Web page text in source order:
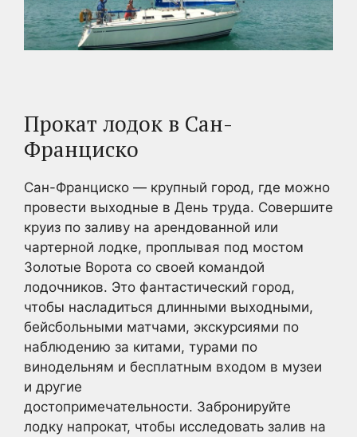
Прокат лодок в Сан-
Франциско
Сан-Франциско — крупный город, где можно
провести выходные в День труда. Совершите
круиз по заливу на арендованной или
чартерной лодке, проплывая под мостом
Золотые Ворота со своей командой
лодочников. Это фантастический город,
чтобы насладиться длинными выходными,
бейсбольными матчами, экскурсиями по
наблюдению за китами, турами по
винодельням и бесплатным входом в музеи
и другие
достопримечательности. Забронируйте
лодку напрокат, чтобы исследовать залив на